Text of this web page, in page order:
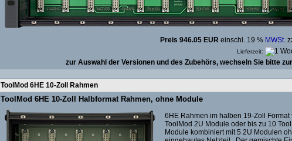
Preis 946.05 EUReinschl. 19 % MWSt.
Lieferzeit:
zur Auswahl der Versionen und des Zubehörs, wechseln Sie bitte zur
ToolMod 6HE 10-Zoll Rahmen
ToolMod 6HE 10-Zoll Halbformat Rahmen, ohne Module
6HE Rahmen im halben 19-Zoll Format
ToolMod 2U Module oder bis zu 10
Module kombiniert mit 5 2U Modulen